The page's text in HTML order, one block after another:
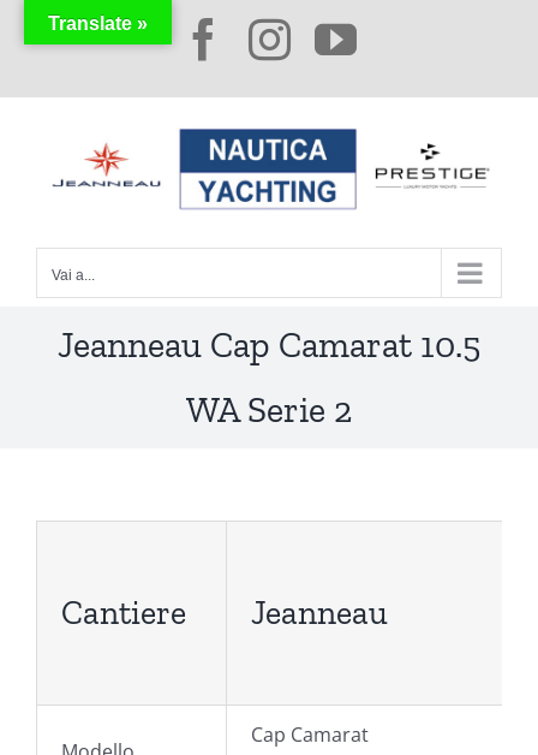
Facebook
Instagram
YouTube
Vai a...
Jeanneau Cap Camarat 10.5
WA Serie 2
Cantiere Jeanneau
Cap Camarat
Translate »